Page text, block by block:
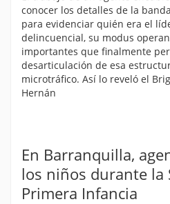
conocer los detalles de la banda
para evidenciar quién era el
delincuencial, su modus
importantes que finalmente
desarticulación de esa
microtráfico. Así lo reveló el
Hernán
En Barranquilla,
los niños durante la
Primera Infancia